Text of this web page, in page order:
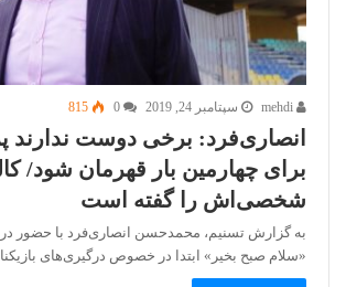
سپتامبر 24, 2019 815
انصاری‌فرد: برخی دوست ندارند
برای چهارمین بار قهرمان شود/
شخصی‌اش را گفته است
به گزارش تسنیم، محمدحسن انصاری‌فرد با حضور در
«سلام صبح بخیر» ابتدا در خصوص درگیری‌های